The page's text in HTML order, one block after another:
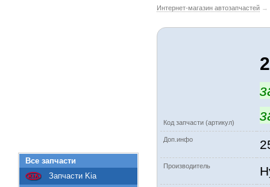
Интернет-магазин автозапчастей →
Код запчасти (артикул)
Доп.инфо
Производитель
Все запчасти
Запчасти Kia